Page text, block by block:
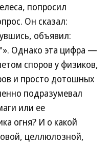
попросил
Он сказал:
объявил:
Однако эта цифра —
споров у физиков,
и просто дотошных
подразумевал
или ее
огня? И о какой
целлюлозной,